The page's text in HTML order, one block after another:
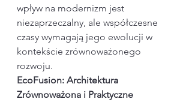
wpływ na modernizm jest
niezaprzeczalny, ale współczesne
czasy wymagają jego ewolucji w
kontekście zrównoważonego
rozwoju.
EcoFusion: Architektura
Zrównoważona i Praktyczne